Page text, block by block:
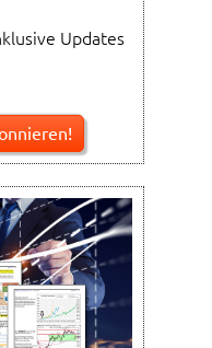
Updates